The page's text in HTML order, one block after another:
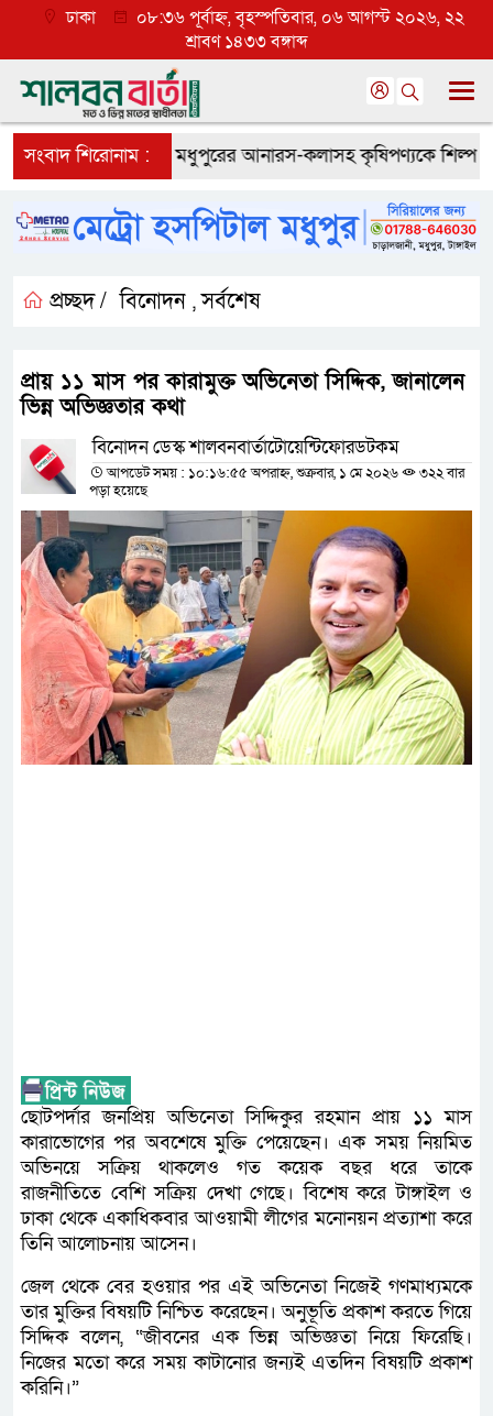
ঢাকা
০৮:৩৬ পূর্বাহ্ন, বৃহস্পতিবার, ০৬ আগস্ট ২০২৬, ২২
শ্রাবণ ১৪৩৩ বঙ্গাব্দ
সংবাদ শিরোনাম :
গ্রেপ্তার মধুপুরের আনারস-কলাসহ কৃষিপণ্যকে শিল্প খাতে
প্রচ্ছদ / বিনোদন ,সর্বশেষ
প্রায় ১১ মাস পর কারামুক্ত অভিনেতা সিদ্দিক, জানালেন
ভিন্ন অভিজ্ঞতার কথা
বিনোদন ডেস্ক শালবনবার্তাটোয়েন্টিফোরডটকম
আপডেট সময় : ১০:১৬:৫৫ অপরাহ্ন, শুক্রবার, ১ মে ২০২৬
৩২২ বার
পড়া হয়েছে
ছোটপর্দার জনপ্রিয় অভিনেতা সিদ্দিকুর রহমান প্রায় ১১ মাস
কারাভোগের পর অবশেষে মুক্তি পেয়েছেন। এক সময় নিয়মিত
অভিনয়ে সক্রিয় থাকলেও গত কয়েক বছর ধরে তাকে
রাজনীতিতে বেশি সক্রিয় দেখা গেছে। বিশেষ করে টাঙ্গাইল ও
ঢাকা থেকে একাধিকবার আওয়ামী লীগের মনোনয়ন প্রত্যাশা করে
তিনি আলোচনায় আসেন।
জেল থেকে বের হওয়ার পর এই অভিনেতা নিজেই গণমাধ্যমকে
তার মুক্তির বিষয়টি নিশ্চিত করেছেন। অনুভূতি প্রকাশ করতে গিয়ে
সিদ্দিক বলেন, “জীবনের এক ভিন্ন অভিজ্ঞতা নিয়ে ফিরেছি।
নিজের মতো করে সময় কাটানোর জন্যই এতদিন বিষয়টি প্রকাশ
করিনি।”